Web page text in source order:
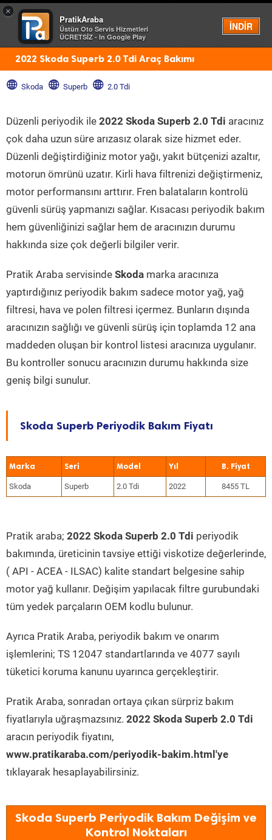
×
PratikAraba
Üstün Oto Servis Hizmetleri
ÜCRETSİZ - In Google Play
İNDİR
Menü
2022 Skoda Superb 2.0 Tdi Araç Bakımı
Skoda Superb 2.0 Tdi
Düzenli periyodik ile 2022 Skoda Superb 2.0 Tdi aracınız
çok daha uzun süre arızasız olarak size hizmet eder.
Düzenli değiştirdiğiniz motor yağı, yakıt bütçenizi azaltır,
motorun ömrünü uzatır. Kirli hava filtrenizi değiştirmeniz,
motor performansını arttırır. Fren balataların kontrolü
güvenli sürüş yapmanızı sağlar. Kısacası periyodik bakım
hem güvenliğinizi sağlar hem de aracınızın durumu
hakkında size çok değerli bilgiler verir.
Pratik Araba servisinde Skoda marka aracınıza
yaptırdığınız periyodik bakım sadece motor yağ, yağ
filtresi, hava ve polen filtresi içermez. Bunların dışında
aracınızın sağlığı ve güvenli sürüş için toplamda 12 ana
maddeden oluşan bir kontrol listesi aracınıza uygulanır.
Bu kontroller sonucu aracınızın durumu hakkında size
geniş bilgi sunulur.
Skoda Superb Periyodik Bakım Fiyatı
Marka Seri Model Yıl
Skoda Superb 2.0 Tdi 2022 8455 TL
Pratik araba; 2022 Skoda Superb 2.0 Tdi periyodik
bakımında, üreticinin tavsiye ettiği viskotize değerlerinde,
( API - ACEA - ILSAC) kalite standart belgesine sahip
motor yağ kullanır. Değişim yapılacak filtre gurubundaki
tüm yedek parçaların OEM kodlu bulunur.
Ayrıca Pratik Araba, periyodik bakım ve onarım
işlemlerini; TS 12047 standartlarında ve 4077 sayılı
tüketici koruma kanunu uyarınca gerçekleştirir.
Pratik Araba, sonradan ortaya çıkan sürpriz bakım
fiyatlarıyla uğraşmazsınız. 2022 Skoda Superb 2.0 Tdi
aracın periyodik fiyatını,
www.pratikaraba.com/periyodik-bakim.html'ye
tıklayarak hesaplayabilirsiniz.
Skoda Superb Periyodik Bakım Değişim ve
Kontrol Noktaları